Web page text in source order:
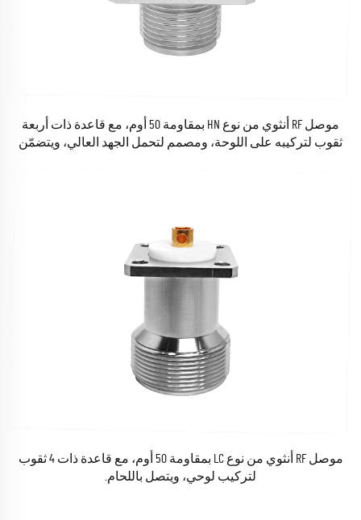
موصل RF أنثوي من نوع HN بمقاومة 50 أوم، مع قاعدة ذات أربعة
ثقوب لتركيبه على اللوحة، ومصمم لتحمل الجهد العالي، ويتضمّن
موصل RF أنثوي من نوع LC بمقاومة 50 أوم، مع قاعدة ذات 4 ثقوب
لتركيب لوحي، ويتصل باللحام.